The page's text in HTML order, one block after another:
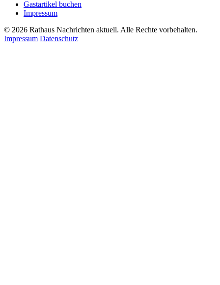
Gastartikel buchen
Impressum
© 2026 Rathaus Nachrichten aktuell. Alle Rechte vorbehalten.
Impressum Datenschutz